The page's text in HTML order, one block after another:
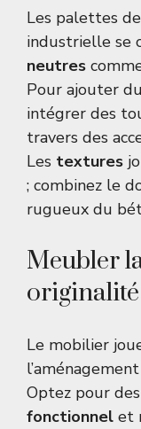
Les palettes
industrielle se
neutres
Pour ajouter
intégrer des
travers des
Les textures
; combinez le
rugueux du
Meubler
originalité
Le mobilier
Optez pour
fonctionnel et